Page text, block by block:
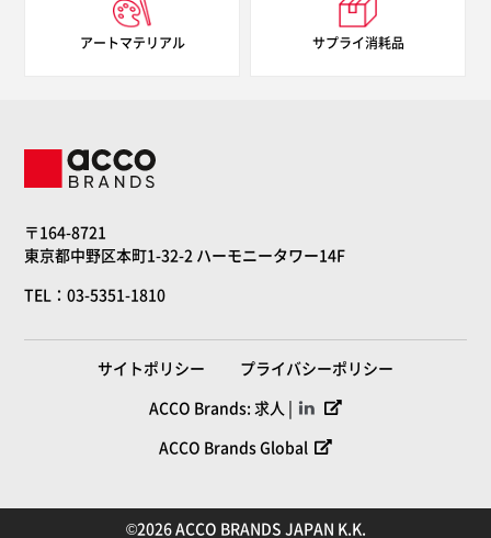
アートマテリアル サプライ消耗品
〒164-8721
東京都中野区本町1-32-2 ハーモニータワー14F
TEL：03-5351-1810
サイトポリシー
プライバシーポリシー
ACCO Brands: 求人 |
ACCO Brands Global
©2026 ACCO BRANDS JAPAN K.K.